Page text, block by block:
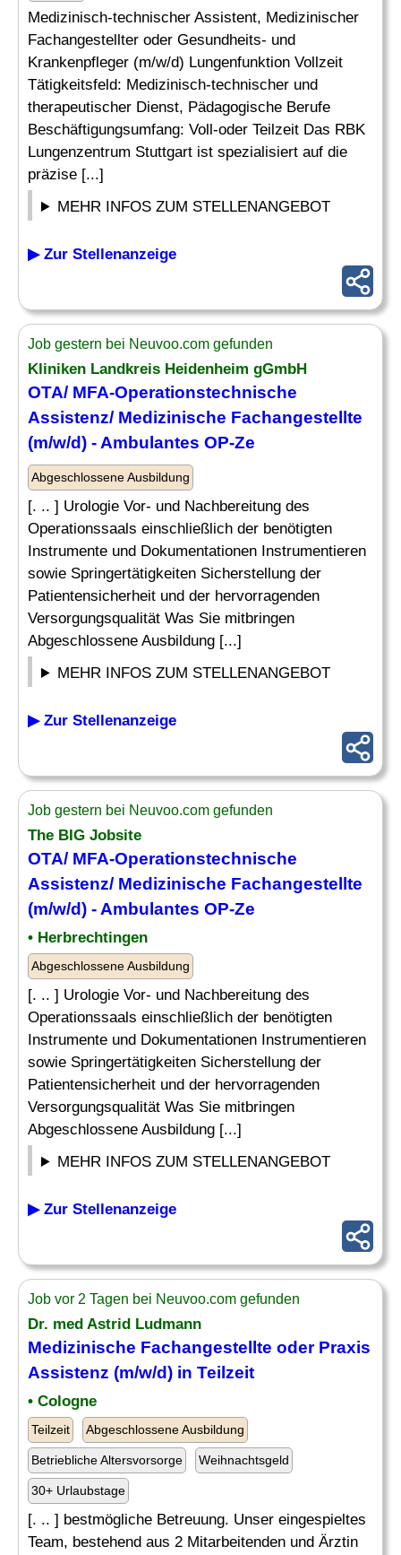
Medizinisch-technischer Assistent, Medizinischer
Fachangestellter oder Gesundheits- und
Krankenpfleger (m/w/d) Lungenfunktion Vollzeit
Tätigkeitsfeld: Medizinisch-technischer und
therapeutischer Dienst, Pädagogische Berufe
Beschäftigungsumfang: Voll-oder Teilzeit Das RBK
Lungenzentrum Stuttgart ist spezialisiert auf die
präzise [...]
MEHR INFOS ZUM STELLENANGEBOT
▶ Zur Stellenanzeige
Job gestern bei Neuvoo.com gefunden
Kliniken Landkreis Heidenheim gGmbH
OTA/ MFA-Operationstechnische
Assistenz/ Medizinische Fachangestellte
(m/w/d) - Ambulantes OP-Ze
Abgeschlossene Ausbildung
[. .. ] Urologie Vor- und Nachbereitung des
Operationssaals einschließlich der benötigten
Instrumente und Dokumentationen Instrumentieren
sowie Springertätigkeiten Sicherstellung der
Patientensicherheit und der hervorragenden
Versorgungsqualität Was Sie mitbringen
Abgeschlossene Ausbildung [...]
MEHR INFOS ZUM STELLENANGEBOT
▶ Zur Stellenanzeige
Job gestern bei Neuvoo.com gefunden
The BIG Jobsite
OTA/ MFA-Operationstechnische
Assistenz/ Medizinische Fachangestellte
(m/w/d) - Ambulantes OP-Ze
• Herbrechtingen
Abgeschlossene Ausbildung
[. .. ] Urologie Vor- und Nachbereitung des
Operationssaals einschließlich der benötigten
Instrumente und Dokumentationen Instrumentieren
sowie Springertätigkeiten Sicherstellung der
Patientensicherheit und der hervorragenden
Versorgungsqualität Was Sie mitbringen
Abgeschlossene Ausbildung [...]
MEHR INFOS ZUM STELLENANGEBOT
▶ Zur Stellenanzeige
Job vor 2 Tagen bei Neuvoo.com gefunden
Dr. med Astrid Ludmann
Medizinische Fachangestellte oder Praxis
Assistenz (m/w/d) in Teilzeit
• Cologne
Teilzeit Abgeschlossene Ausbildung
Betriebliche Altersvorsorge Weihnachtsgeld
30+ Urlaubstage
[. .. ] bestmögliche Betreuung. Unser eingespieltes
Team, bestehend aus 2 Mitarbeitenden und Ärztin